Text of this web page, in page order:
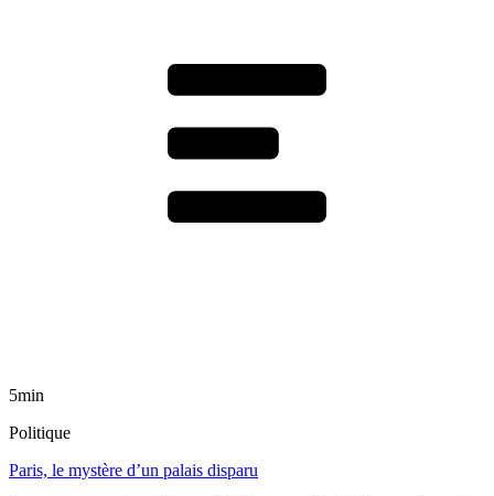
5min
Politique
Paris, le mystère d’un palais disparu